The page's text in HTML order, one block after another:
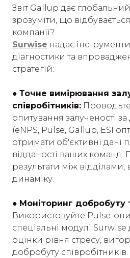
Звіт Gallup дає
зрозуміти, що
компанії?
Surwise надає
діагностики та
стратегій:
● Точне вимірювання
співробітників:
опитування залученості
(eNPS, Pulse, Gallup, ESI
отримати об'єктивні дані
відданості ваших команд.
результати між відділами,
динаміку.
● Моніторинг добробуту
Використовуйте Pulse-
спеціальні модулі
оцінки рівня стресу,
добробуту